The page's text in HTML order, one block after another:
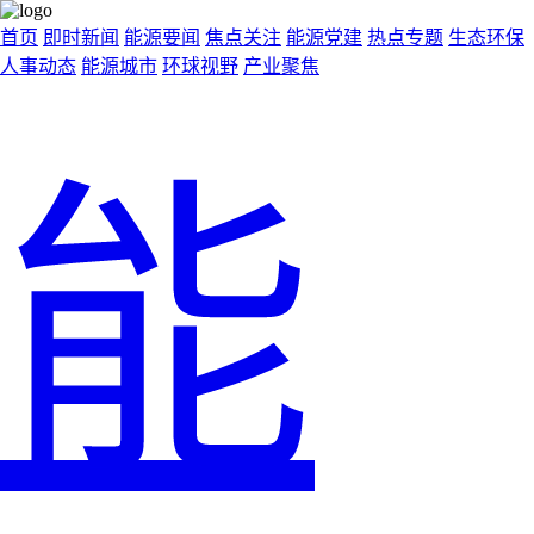
首页 即时新闻 能源要闻 焦点关注 能源党建 热点专题 生态环保
人事动态 能源城市 环球视野 产业聚焦
能